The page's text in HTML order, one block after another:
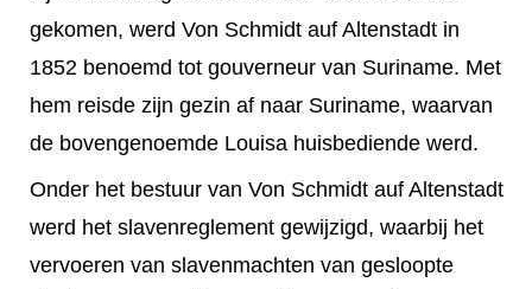
gekomen, werd Von Schmidt auf Altenstadt in
1852 benoemd tot gouverneur van Suriname. Met
hem reisde zijn gezin af naar Suriname, waarvan
de bovengenoemde Louisa huisbediende werd.
Onder het bestuur van Von Schmidt auf Altenstadt
werd het slavenreglement gewijzigd, waarbij het
vervoeren van slavenmachten van gesloopte